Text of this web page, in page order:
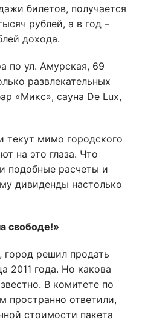
билетов, получается
рублей, а в год –
дохода.
по ул. Амурская, 69
развлекательных
«Микс», сауна De Lux,
текут мимо городского
на это глаза. Что
подобные расчеты и
дивиденды настолько
свободе!»
город решил продать
2011 года. Но какова
В комитете по
пространно ответили,
стоимости пакета